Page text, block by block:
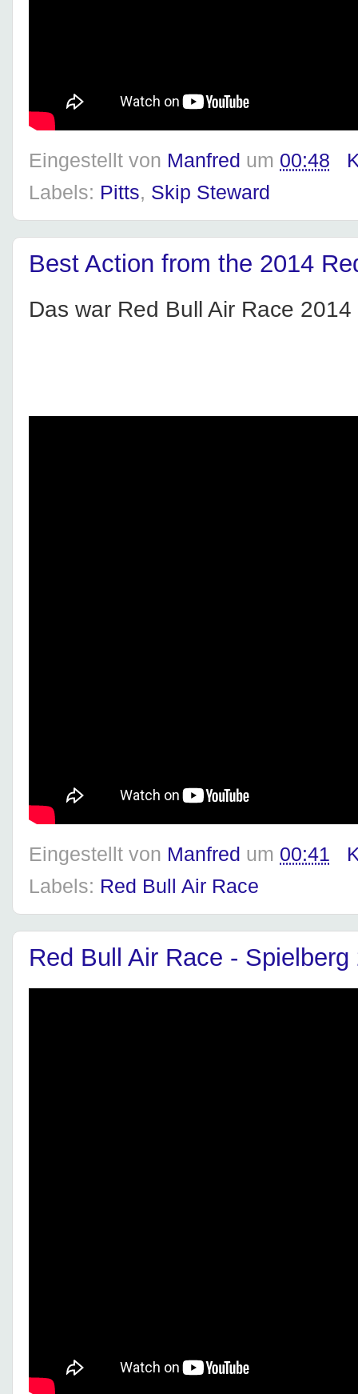
Eingestellt von Manfred um 00:48
Labels: Pitts, Skip Steward
Best Action from the 2014
Das war Red Bull Air Race
Eingestellt von Manfred um 00:41
Labels: Red Bull Air Race
Red Bull Air Race -